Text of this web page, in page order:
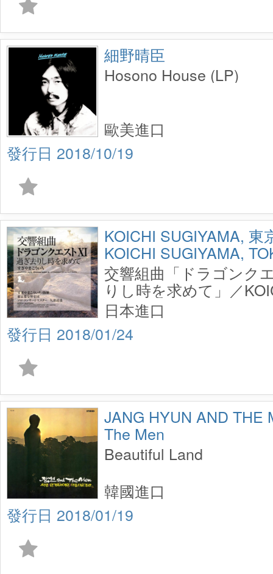
細野晴臣
Hosono House (LP)
2018/10/19
歐美進口
KOICHI SUGIYAMA, 東
KOICHI SUGIYAMA,
METROPOLITAN
交響組曲「ドラゴンク
りし時を求めて」／
SUGIYAMA, 東京都交
2018/01/24
日本進口
JANG HYUN AND THE
The Men
Beautiful Land
2018/01/19
韓國進口